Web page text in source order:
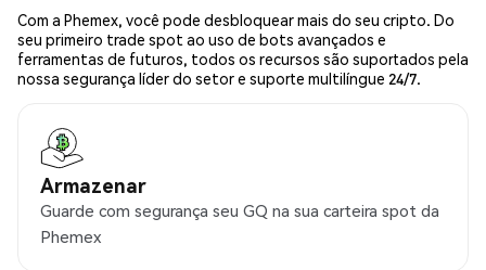
Com a Phemex, você pode desbloquear mais do seu cripto. Do
seu primeiro trade spot ao uso de bots avançados e
ferramentas de futuros, todos os recursos são suportados pela
nossa segurança líder do setor e suporte multilíngue 24/7.
Armazenar
Guarde com segurança seu GQ na sua carteira spot da
Phemex